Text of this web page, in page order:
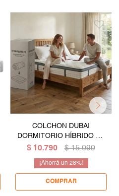
COLCHON DUBAI
DORMITORIO HÍBRIDO EN
CAJA RESORTES - 2
$ 10.790 $ 15.090
28